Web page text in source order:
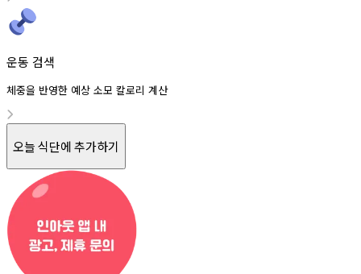
운동 검색
체중을 반영한 예상 소모 칼로리 계산
오늘 식단에 추가하기